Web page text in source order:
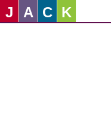
J A C K